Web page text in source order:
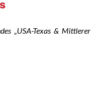
„USA-Texas & Mittlerer